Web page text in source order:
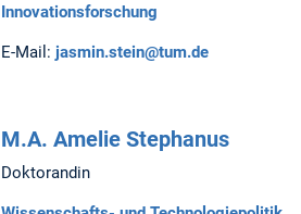
Innovationsforschung
E-Mail: jasmin.stein@tum.de
M.A. Amelie Stephanus
Doktorandin